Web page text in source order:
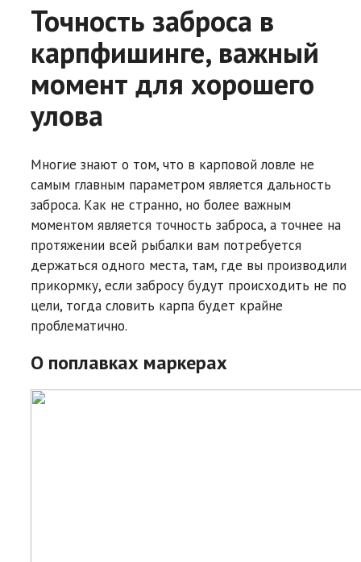
Точность заброса в
карпфишинге, важный
момент для хорошего
улова
Многие знают о том, что в карповой ловле не
самым главным параметром является дальность
заброса. Как не странно, но более важным
моментом является точность заброса, а точнее на
протяжении всей рыбалки вам потребуется
держаться одного места, там, где вы производили
прикормку, если забросу будут происходить не по
цели, тогда словить карпа будет крайне
проблематично.
О поплавках маркерах